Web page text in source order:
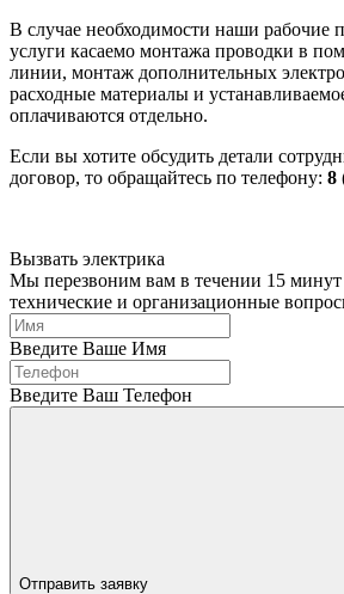
В случае необходимости наши рабочие
услуги касаемо монтажа проводки в
линии, монтаж дополнительных
расходные материалы и
оплачиваются отдельно.
Если вы хотите обсудить детали
договор, то обращайтесь по телефону: 8
Вызвать электрика
Мы перезвоним вам в течении 15 минут
технические и организационные
Введите Ваше Имя
Введите Ваш Телефон
Отправить заявку